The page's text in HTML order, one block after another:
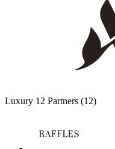
Luxury 12 Partners (12)